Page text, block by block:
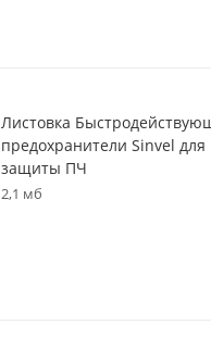
Листовка
предохранители Sinvel для
защиты ПЧ
2,1 мб